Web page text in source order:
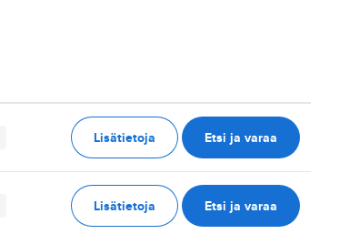
Lisätietoja Etsi ja varaa
Lisätietoja Etsi ja varaa